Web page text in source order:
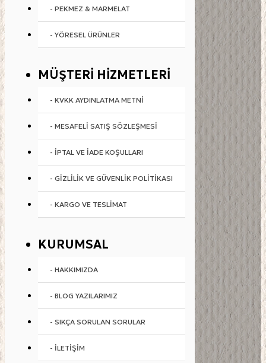
- PEKMEZ & MARMELAT
- YÖRESEL ÜRÜNLER
MÜŞTERI HIZMETLERI
- KVKK AYDINLATMA METNI
- MESAFELI SATIŞ SÖZLEŞMESI
- İPTAL VE İADE KOŞULLARI
- GIZLILIK VE GÜVENLIK POLITIKASI
- KARGO VE TESLIMAT
KURUMSAL
- HAKKIMIZDA
- BLOG YAZILARIMIZ
- SIKÇA SORULAN SORULAR
- İLETIŞIM